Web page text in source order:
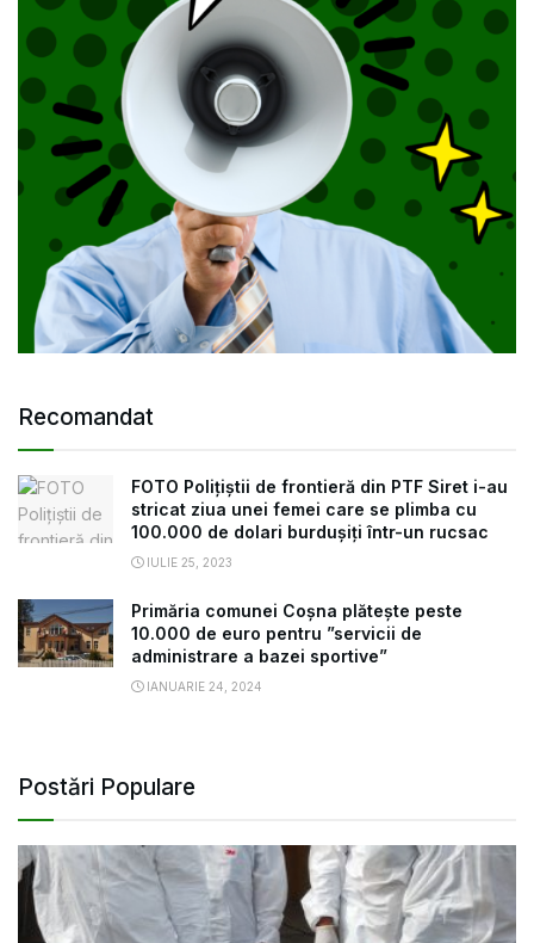
Recomandat
FOTO Polițiștii de frontieră din PTF Siret i-au
stricat ziua unei femei care se plimba cu
100.000 de dolari burdușiți într-un rucsac
IULIE 25, 2023
Primăria comunei Coșna plătește peste
10.000 de euro pentru ”servicii de
administrare a bazei sportive”
IANUARIE 24, 2024
Postări Populare